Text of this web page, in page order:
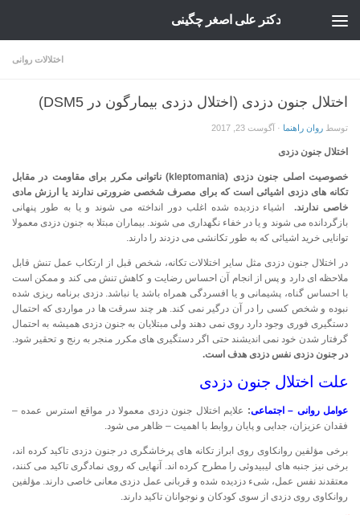
دکتر علی اصغر چگینی
اختلالات روانی
اختلال جنون دزدی (اختلال دزدی بیمارگون در DSM5)
توسط روان راهنما · آگوست 23, 2017
اختلال جنون دزدی
خصوصیت اصلی جنون دزدی (kleptomania) ناتوانی مکرر برای مقاومت در مقابل
تکانه های دزدی اشیائی است که برای مصرف شخصی ضرورتی ندارند یا ارزش مادی
خاصی ندارند.اشیاء دزدیده شده اغلب دور انداخته می شوند و یا به طور پنهانی
بازگردانده می شوند و یا در خفاء نگهداری می شوند. بیماران مبتلا به جنون دزدی معمولا
توانایی خرید اشیائی که به طور تکانشی می دزدند را دارند.
در اختلال جنون دزدی مثل سایر اختلالات تکانه، شخص قبل از ارتکاب عمل تنش قابل
ملاحظه ای دارد و پس از انجام آن احساس رضایت و کاهش تنش می کند و ممکن است
با احساس گناه، پشیمانی و یا افسردگی همراه باشد یا نباشد. دزدی برنامه ریزی شده
نبوده و شخص کسی را در آن درگیر نمی کند. هر چند سرقت ها در مواردی که احتمال
دستگیری فوری وجود دارد روی نمی دهند ولی مبتلایان به جنون دزدی همیشه به احتمال
گرفتار شدن خود نمی اندیشند حتی اگر دستگیری های مکرر منجر به رنج و تحقیر شود.
در جنون دزدی نفس دزدی هدف است.
علت اختلال جنون دزدی
عوامل روانی – اجتماعی: علایم اختلال جنون دزدی معمولا در مواقع استرس عمده –
فقدان عزیزان، جدایی و پایان روابط با اهمیت – ظاهر می شود.
برخی مؤلفین روانکاوی روی ابراز تکانه های پرخاشگری در جنون دزدی تاکید کرده اند،
برخی نیز جنبه های لیبیدوئی را مطرح کرده اند. آنهایی که روی نمادگری تاکید می کنند،
معتقدند نفس عمل، شیء دزدیده شده و قربانی عمل دزدی معانی خاصی دارند. مؤلفین
روانکاوی روی دزدی از سوی کودکان و نوجوانان تاکید دارند.